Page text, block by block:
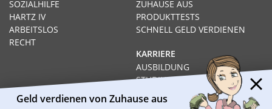
ZUHAUSE AUS
PRODUKTTESTS
SCHNELL GELD VERDIENEN
KARRIERE
AUSBILDUNG
STUDIUM
FERNSTUDIUM
GEHÄLTER
SOZIALHILFE
HARTZ IV
ARBEITSLOS
RECHT
Geld verdienen von Zuhause aus